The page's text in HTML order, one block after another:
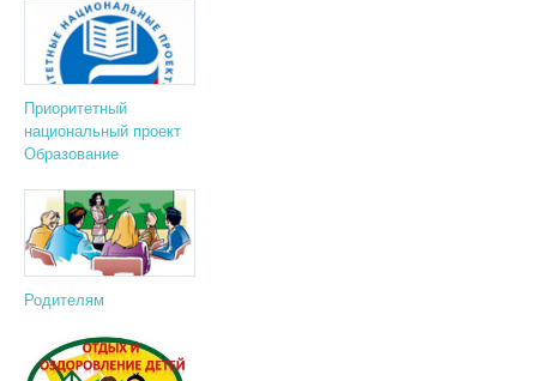
Приоритетный
национальный проект
Образование
Родителям